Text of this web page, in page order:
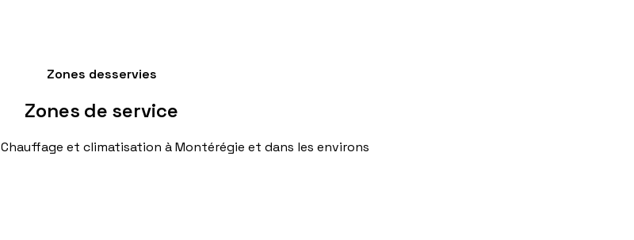
Zones desservies
Zones de service
Chauffage et climatisation à Montérégie et dans les environs